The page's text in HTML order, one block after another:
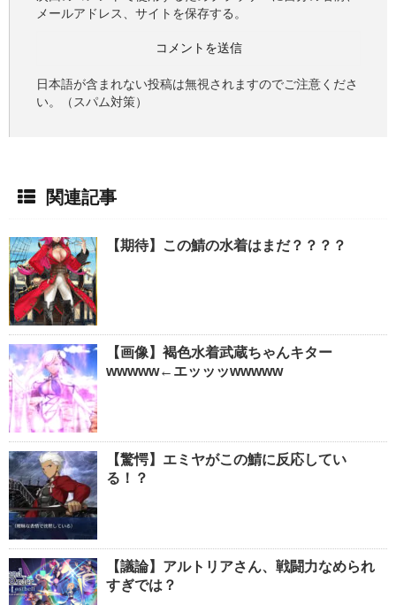
メールアドレス、サイトを保存する。
日本語が含まれない投稿は無視されますのでご注意くださ
い。（スパム対策）
関連記事
【期待】この鯖の水着はまだ？？？？
【画像】褐色水着武蔵ちゃんキター
wwwww←エッッッwwwww
【驚愕】エミヤがこの鯖に反応してい
る！？
【議論】アルトリアさん、戦闘力なめられ
すぎでは？